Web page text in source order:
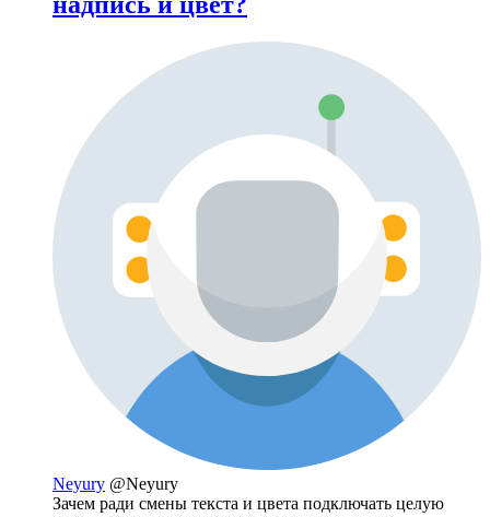
Neyury @Neyury
Зачем ради смены текста и цвета подключать целую